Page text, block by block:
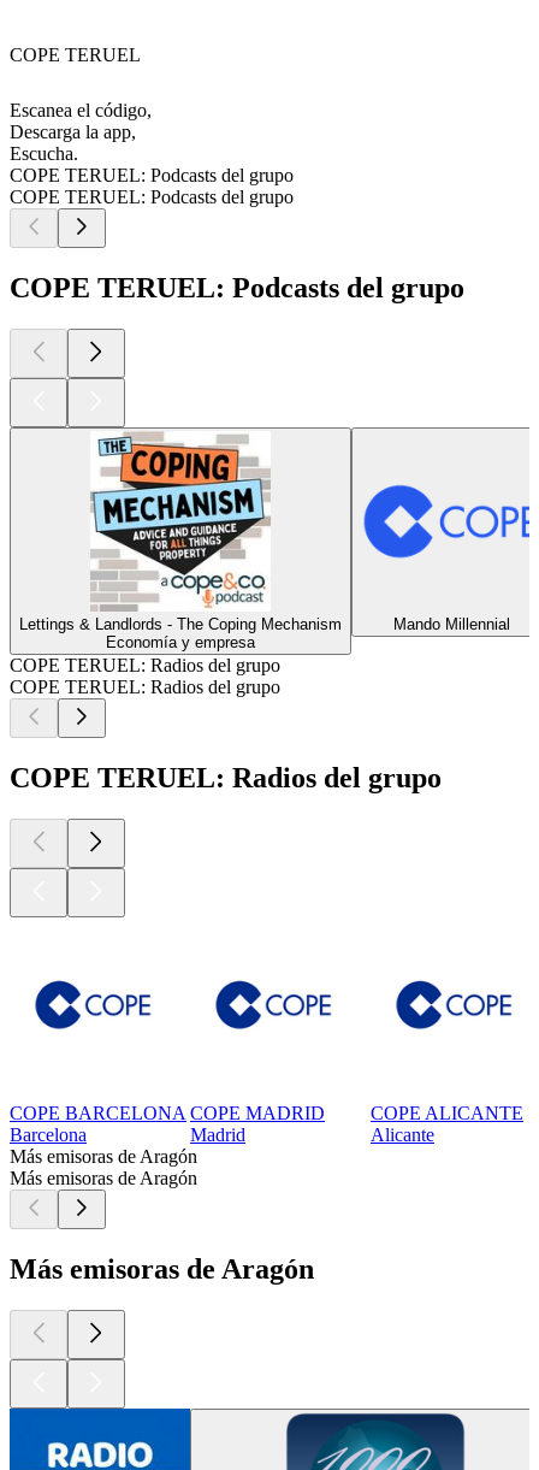
COPE TERUEL
Escanea el código,
Descarga la app,
Escucha.
COPE TERUEL: Podcasts del grupo
COPE TERUEL: Podcasts del grupo
COPE TERUEL: Podcasts del grupo
Lettings & Landlords - The Coping Mechanism
Economía y empresa
Mando Millennial
COPE TERUEL: Radios del grupo
COPE TERUEL: Radios del grupo
COPE TERUEL: Radios del grupo
COPE BARCELONA
Barcelona
COPE MADRID
Madrid
COPE ALICANTE
Alicante
Más emisoras de Aragón
Más emisoras de Aragón
Más emisoras de Aragón